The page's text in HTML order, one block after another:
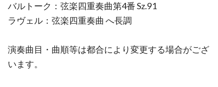
バルトーク：弦楽四重奏曲第4番 Sz.91
ラヴェル：弦楽四重奏曲 へ長調
演奏曲目・曲順等は都合により変更する場合がござ
います。